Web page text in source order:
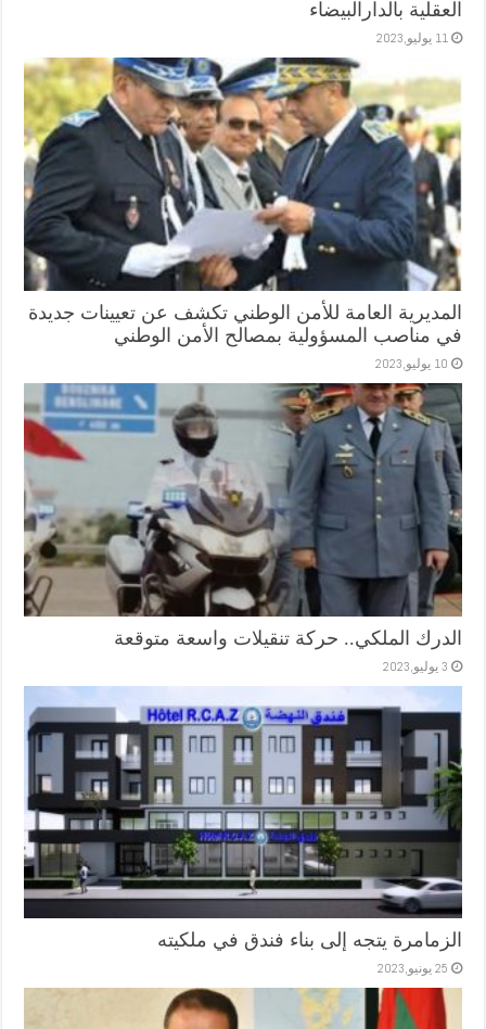
العقلية بالدارالبيضاء
11 يوليو,2023
المديرية العامة للأمن الوطني تكشف عن تعيينات جديدة
في مناصب المسؤولية بمصالح الأمن الوطني
10 يوليو,2023
الدرك الملكي.. حركة تنقيلات واسعة متوقعة
3 يوليو,2023
الزمامرة يتجه إلى بناء فندق في ملكيته
25 يونيو,2023